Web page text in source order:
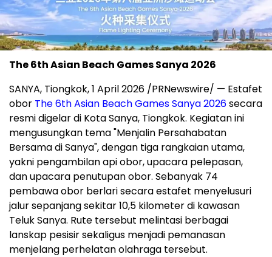
The 6th Asian Beach Games Sanya 2026
SANYA, Tiongkok, 1 April 2026 /PRNewswire/ — Estafet
obor The 6th Asian Beach Games Sanya 2026secara
resmi digelar di Kota Sanya, Tiongkok. Kegiatan ini
mengusungkan tema "Menjalin Persahabatan
Bersama di Sanya", dengan tiga rangkaian utama,
yakni pengambilan api obor, upacara pelepasan,
dan upacara penutupan obor. Sebanyak 74
pembawa obor berlari secara estafet menyelusuri
jalur sepanjang sekitar 10,5 kilometer di kawasan
Teluk Sanya. Rute tersebut melintasi berbagai
lanskap pesisir sekaligus menjadi pemanasan
menjelang perhelatan olahraga tersebut.